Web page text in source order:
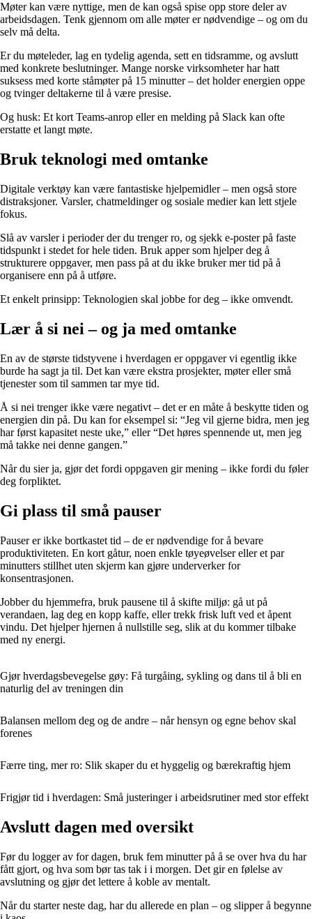
Møter kan være nyttige, men de kan også spise opp store deler av
arbeidsdagen. Tenk gjennom om alle møter er nødvendige – og om du
selv må delta.
Er du møteleder, lag en tydelig agenda, sett en tidsramme, og avslutt
med konkrete beslutninger. Mange norske virksomheter har hatt
suksess med korte ståmøter på 15 minutter – det holder energien oppe
og tvinger deltakerne til å være presise.
Og husk: Et kort Teams-anrop eller en melding på Slack kan ofte
erstatte et langt møte.
Bruk teknologi med omtanke
Digitale verktøy kan være fantastiske hjelpemidler – men også store
distraksjoner. Varsler, chatmeldinger og sosiale medier kan lett stjele
fokus.
Slå av varsler i perioder der du trenger ro, og sjekk e-poster på faste
tidspunkt i stedet for hele tiden. Bruk apper som hjelper deg å
strukturere oppgaver, men pass på at du ikke bruker mer tid på å
organisere enn på å utføre.
Et enkelt prinsipp: Teknologien skal jobbe for deg – ikke omvendt.
Lær å si nei – og ja med omtanke
En av de største tidstyvene i hverdagen er oppgaver vi egentlig ikke
burde ha sagt ja til. Det kan være ekstra prosjekter, møter eller små
tjenester som til sammen tar mye tid.
Å si nei trenger ikke være negativt – det er en måte å beskytte tiden og
energien din på. Du kan for eksempel si: “Jeg vil gjerne bidra, men jeg
har først kapasitet neste uke,” eller “Det høres spennende ut, men jeg
må takke nei denne gangen.”
Når du sier ja, gjør det fordi oppgaven gir mening – ikke fordi du føler
deg forpliktet.
Gi plass til små pauser
Pauser er ikke bortkastet tid – de er nødvendige for å bevare
produktiviteten. En kort gåtur, noen enkle tøyeøvelser eller et par
minutters stillhet uten skjerm kan gjøre underverker for
konsentrasjonen.
Jobber du hjemmefra, bruk pausene til å skifte miljø: gå ut på
verandaen, lag deg en kopp kaffe, eller trekk frisk luft ved et åpent
vindu. Det hjelper hjernen å nullstille seg, slik at du kommer tilbake
med ny energi.
Gjør hverdagsbevegelse gøy: Få turgåing, sykling og dans til å bli en
naturlig del av treningen din
Balansen mellom deg og de andre – når hensyn og egne behov skal
forenes
Færre ting, mer ro: Slik skaper du et hyggelig og bærekraftig hjem
Frigjør tid i hverdagen: Små justeringer i arbeidsrutiner med stor effekt
Avslutt dagen med oversikt
Før du logger av for dagen, bruk fem minutter på å se over hva du har
fått gjort, og hva som bør tas tak i i morgen. Det gir en følelse av
avslutning og gjør det lettere å koble av mentalt.
Når du starter neste dag, har du allerede en plan – og slipper å begynne